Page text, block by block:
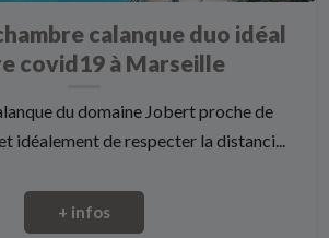
calanque duo idéal
covid19 à Marseille
du domaine Jobert proche de
idéalement de respecter la distanci...
+ infos